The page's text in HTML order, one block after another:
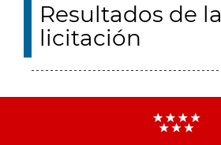
Resultados de la
licitación